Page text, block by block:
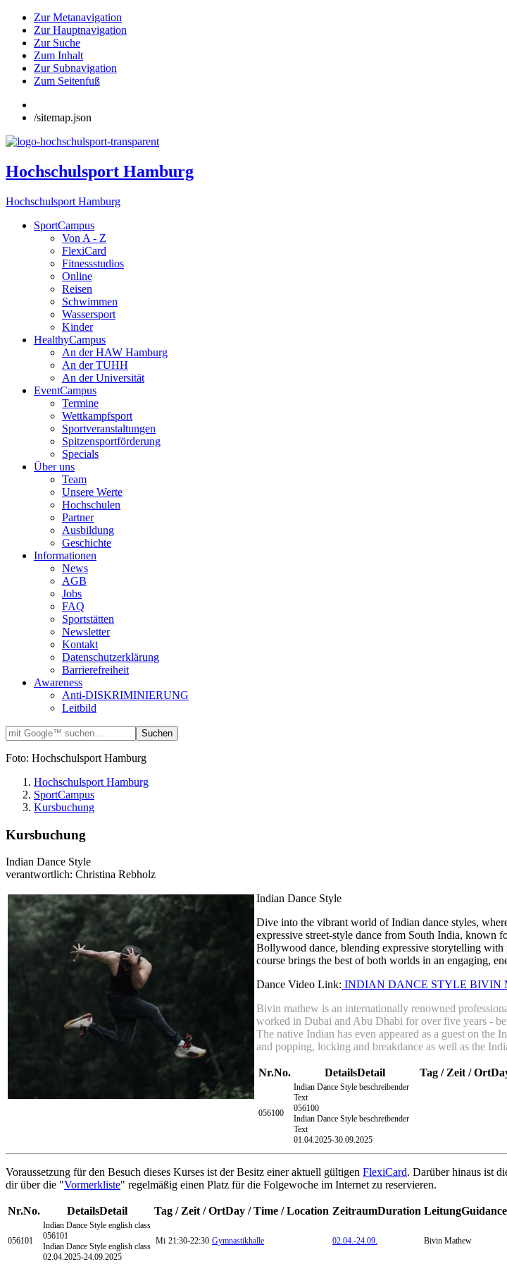
Zur Metanavigation
Zur Hauptnavigation
Zur Suche
Zum Inhalt
Zur Subnavigation
Zum Seitenfuß
/sitemap.json
Hochschulsport Hamburg
Hochschulsport Hamburg
SportCampus
Von A - Z
FlexiCard
Fitnessstudios
Online
Reisen
Schwimmen
Wassersport
Kinder
HealthyCampus
An der HAW Hamburg
An der TUHH
An der Universität
EventCampus
Termine
Wettkampfsport
Sportveranstaltungen
Spitzensportförderung
Specials
Über uns
Team
Unsere Werte
Hochschulen
Partner
Ausbildung
Geschichte
Informationen
News
AGB
Jobs
FAQ
Sportstätten
Newsletter
Kontakt
Datenschutzerklärung
Barrierefreiheit
Awareness
Anti-DISKRIMINIERUNG
Leitbild
Foto: Hochschulsport Hamburg
Hochschulsport Hamburg
SportCampus
Kursbuchung
Kursbuchung
Indian Dance Style
verantwortlich: Christina Rebholz
Indian Dance Style
Dive into the vibrant world of Indian dance styles,
expressive street-style dance from South India, known
Bollywood dance, blending expressive storytelling
course brings the best of both worlds in an engaging,
Dance Video Link: INDIAN DANCE STYLE BIVIN
Bivin mathew is an internationally renowned
worked in Dubai and Abu Dhabi for over five years -
The native Indian has even appeared as a guest on the
and popping, locking and breakdance as well as the
Nr.No. DetailsDetail Tag / Zeit / Ort
056100
Indian Dance Style beschreibender
Text
056100
Indian Dance Style beschreibender
Text
01.04.2025-30.09.2025
Voraussetzung für den Besuch dieses Kurses ist der Besitz einer aktuell gültigen FlexiCard. Darüber hinaus ist
dir über die "Vormerkliste" regelmäßig einen Platz für die Folgewoche im Internet zu reservieren.
Nr.No. DetailsDetail Tag / Zeit / OrtDay / Time / Location ZeitraumDuration LeitungGuidance
056101
Indian Dance Style english class
056101
Indian Dance Style english class
02.04.2025-24.09.2025
Mi 21:30-22:30 Gymnastikhalle 02.04.-24.09. Bivin Mathew